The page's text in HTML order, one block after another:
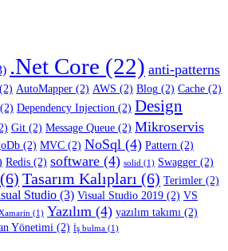
.Net Core (22) anti-patterns
(2) AutoMapper (2) AWS (2) Blog (2) Cache (2)
(2) Dependency Injection (2) Design
Git (2) Message Queue (2) Mikroservis
(2) MVC (2) NoSql (4) Pattern (2)
Redis (2) software (4) solid (1) Swagger (2)
(6) Tasarım Kalıpları (6) Terimler (2)
Studio (3) Visual Studio 2019 (2) VS
(1) Yazılım (4) yazılım takımı (2)
Yönetimi (2) İş bulma (1)